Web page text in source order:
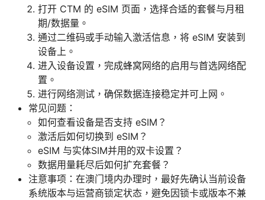
打开 CTM 的 eSIM 页面，选择合适的套餐与月租
期/数据量。
通过二维码或手动输入激活信息，将 eSIM 安装到
设备上。
进入设备设置，完成蜂窝网络的启用与首选网络配
置。
进行网络测试，确保数据连接稳定并可上网。
常见问题：
如何查看设备是否支持 eSIM？
激活后如何切换到 eSIM？
eSIM 与实体SIM并用的双卡设置？
数据用量耗尽后如何扩充套餐？
注意事项：在澳门境内办理时，最好先确认当前设备
系统版本与运营商锁定状态，避免因锁卡或版本不兼